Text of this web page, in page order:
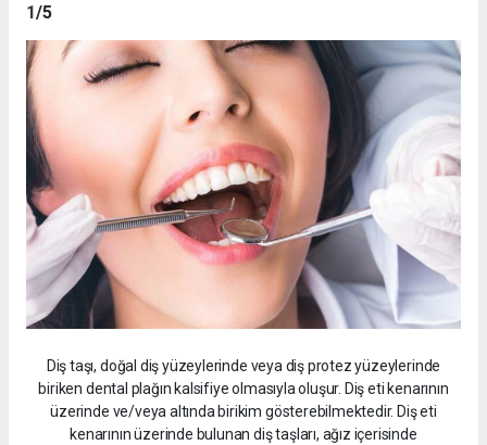
1/5
Diş taşı, doğal diş yüzeylerinde veya diş protez yüzeylerinde
biriken dental plağın kalsifiye olmasıyla oluşur. Diş eti kenarının
üzerinde ve/veya altında birikim gösterebilmektedir. Diş eti
kenarının üzerinde bulunan diş taşları, ağız içerisinde